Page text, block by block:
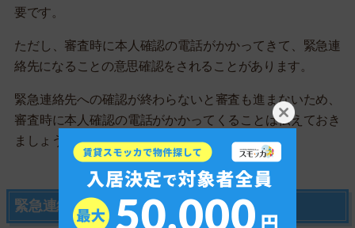
要です。
ただし、審査時に本人確認の電話がかかってきて、緊急連
絡先になることの意思確認をされることがあります。
緊急連絡先への確認が終わらないと審査も進まないため、
審査時に本人確認の電話がかかってくることは伝えておき
ましょう。
緊急連絡先が用意できないときの対処法